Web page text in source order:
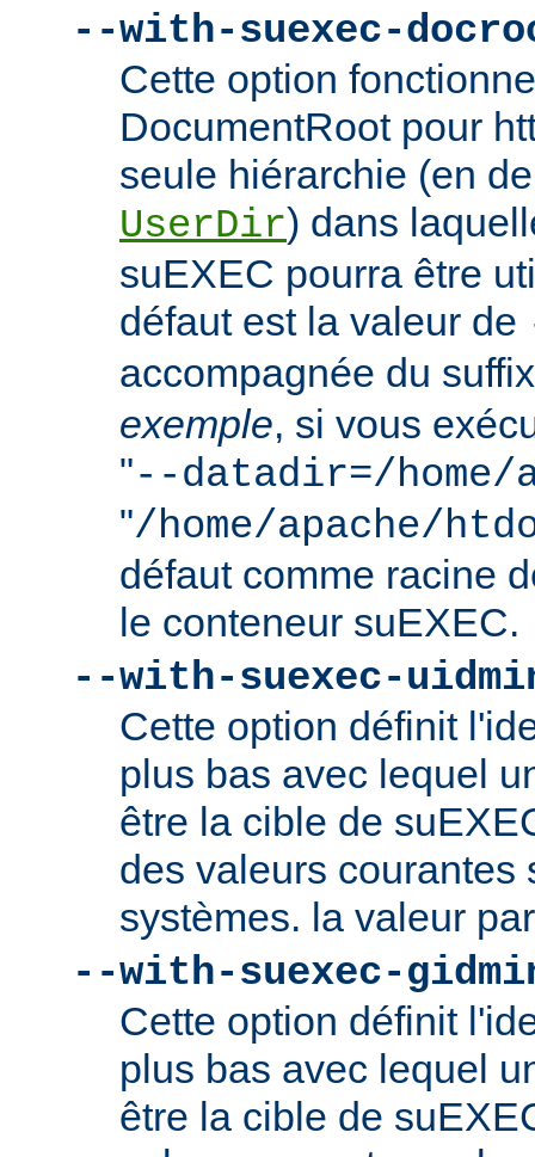
--with-suexec-
Cette option
DocumentRoot pour
seule hiérarchie (en
UserDir) dans
suEXEC pourra être
défaut est la valeur de
accompagnée du
exemple, si vous
"--datadir=/home/
"/home/apache/
défaut comme racine
le conteneur suEXEC.
--with-suexec-
Cette option définit
plus bas avec lequel
être la cible de
des valeurs courantes
systèmes. la valeur
--with-suexec-
Cette option définit
plus bas avec lequel
être la cible de